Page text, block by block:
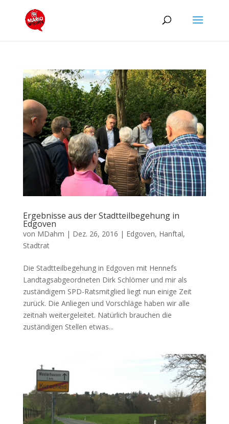
Ergebnisse aus der Stadtteilbegehung in
Edgoven
von MDahm | Dez. 26, 2016 | Edgoven, Hanftal,
Stadtrat
Die Stadtteilbegehung in Edgoven mit Hennefs
Landtagsabgeordneten Dirk Schlömer und mir als
zuständigem SPD-Ratsmitglied liegt nun einige Zeit
zurück. Die Anliegen und Vorschläge haben wir alle
zeitnah weitergeleitet. Natürlich brauchen die
zuständigen Stellen etwas...